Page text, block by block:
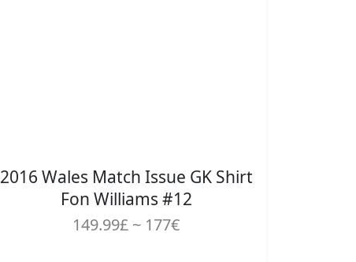
2016 Wales Match Issue GK Shirt
Fon Williams #12
149.99£ ~ 177€